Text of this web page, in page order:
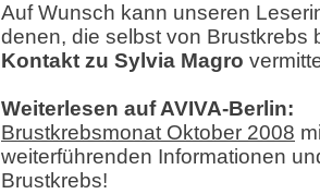
Auf Wunsch kann unseren
denen, die selbst von Brustkrebs
Kontakt zu Sylvia Magro
Weiterlesen auf AVIVA-Berlin:
Brustkrebsmonat Oktober 2008
weiterführenden Informationen
Brustkrebs!